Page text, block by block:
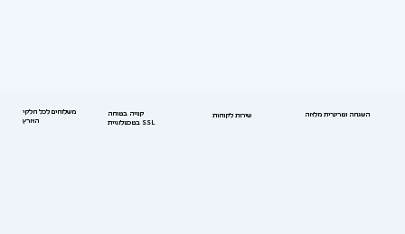
משלוחים לכל חלקי
הארץ
קנייה בטוחה
בטכנולוגיית SSL
שירות לקוחות השגחה וטרינרית מלאה